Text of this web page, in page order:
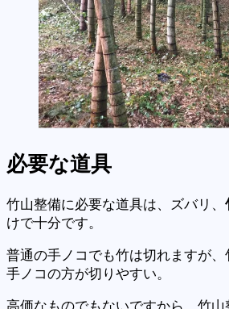
必要な道具
竹山整備に必要な道具は、ズバリ、
けで十分です。
普通の手ノコでも竹は切れますが
手ノコの方が切りやすい。